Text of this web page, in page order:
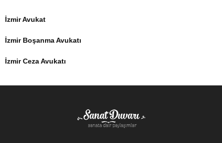
İzmir Avukat
İzmir Boşanma Avukatı
İzmir Ceza Avukatı